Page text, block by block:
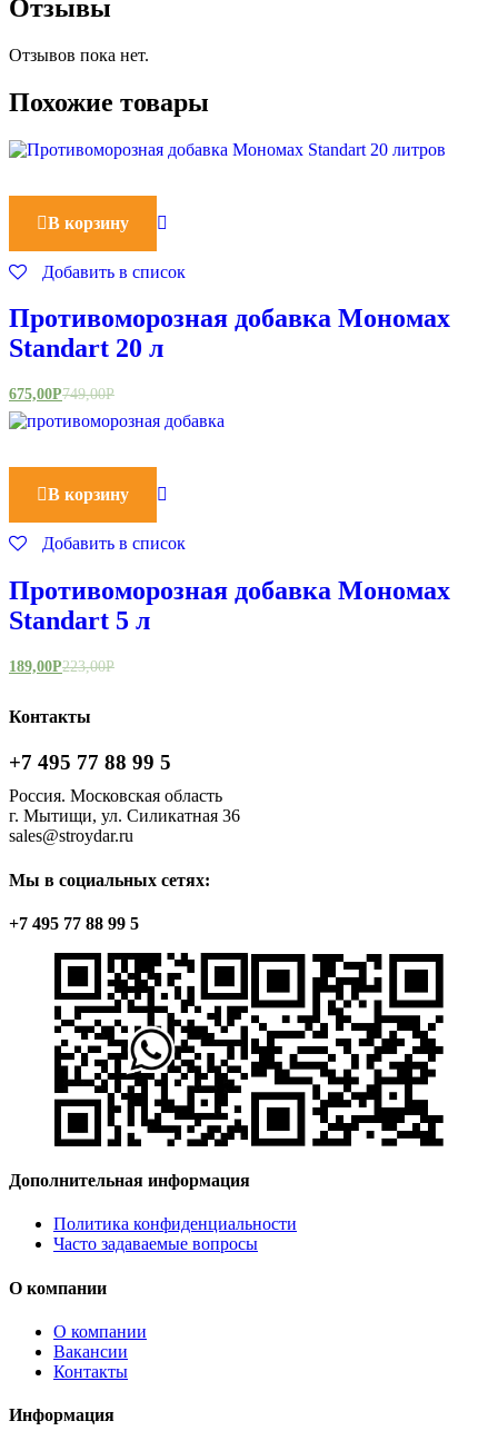
Отзывы
Отзывов пока нет.
Похожие товары
В корзину
Добавить в список
Противоморозная добавка Мономах
Standart 20 л
675,00Р749,00Р
В корзину
Добавить в список
Противоморозная добавка Мономах
Standart 5 л
189,00Р223,00Р
Контакты
+7 495 77 88 99 5
Россия. Московская область
г. Мытищи, ул. Силикатная 36
sales@stroydar.ru
Мы в социальных сетях:
+7 495 77 88 99 5
Дополнительная информация
Политика конфиденциальности
Часто задаваемые вопросы
О компании
О компании
Вакансии
Контакты
Информация